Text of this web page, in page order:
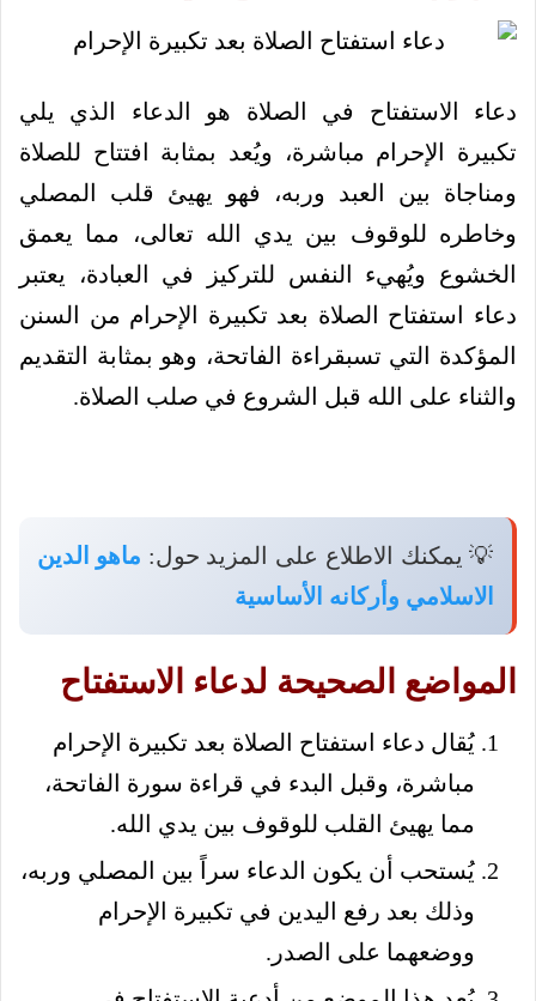
دعاء الاستفتاح في الصلاة هو الدعاء الذي يلي
تكبيرة الإحرام مباشرة، ويُعد بمثابة افتتاح للصلاة
ومناجاة بين العبد وربه، فهو يهيئ قلب المصلي
وخاطره للوقوف بين يدي الله تعالى، مما يعمق
الخشوع ويُهيء النفس للتركيز في العبادة، يعتبر
دعاء استفتاح الصلاة بعد تكبيرة الإحرام من السنن
المؤكدة التي تسبقراءة الفاتحة، وهو بمثابة التقديم
والثناء على الله قبل الشروع في صلب الصلاة.
💡 يمكنك الاطلاع على المزيد حول: ماهو الدين
الاسلامي وأركانه الأساسية
المواضع الصحيحة لدعاء الاستفتاح
يُقال دعاء استفتاح الصلاة بعد تكبيرة الإحرام
مباشرة، وقبل البدء في قراءة سورة الفاتحة،
مما يهيئ القلب للوقوف بين يدي الله.
يُستحب أن يكون الدعاء سراً بين المصلي وربه،
وذلك بعد رفع اليدين في تكبيرة الإحرام
ووضعهما على الصدر.